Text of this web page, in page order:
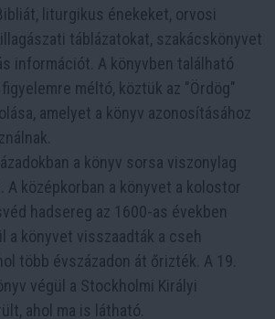
liturgikus énekeket, orvosi
táblázatokat, szakácskönyvet
információt. A könyvben található
méltó, köztük az "Ördög"
amelyet a könyv azonosításához
a könyv sorsa viszonylag
A középkorban a könyvet a kolostor
hadsereg az 1600-as években
a könyvet visszaadták a cseh
több évszázadon át őrizték. A 19.
végül a Stockholmi Királyi
ahol ma is látható.